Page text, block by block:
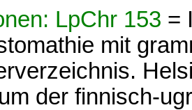
LpChr 153 =
mit
der finnisch-